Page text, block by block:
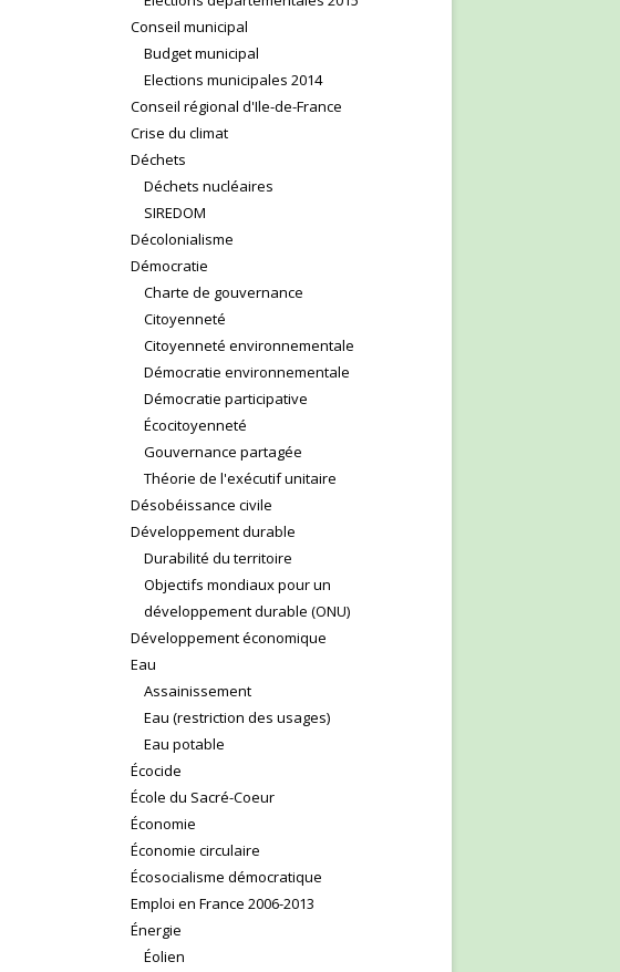
Conseil municipal
Budget municipal
Elections municipales 2014
Conseil régional d'Ile-de-France
Crise du climat
Déchets
Déchets nucléaires
SIREDOM
Décolonialisme
Démocratie
Charte de gouvernance
Citoyenneté
Citoyenneté environnementale
Démocratie environnementale
Démocratie participative
Écocitoyenneté
Gouvernance partagée
Théorie de l'exécutif unitaire
Désobéissance civile
Développement durable
Durabilité du territoire
Objectifs mondiaux pour un
développement durable (ONU)
Développement économique
Eau
Assainissement
Eau (restriction des usages)
Eau potable
Écocide
École du Sacré-Coeur
Économie
Économie circulaire
Écosocialisme démocratique
Emploi en France 2006-2013
Énergie
Éolien